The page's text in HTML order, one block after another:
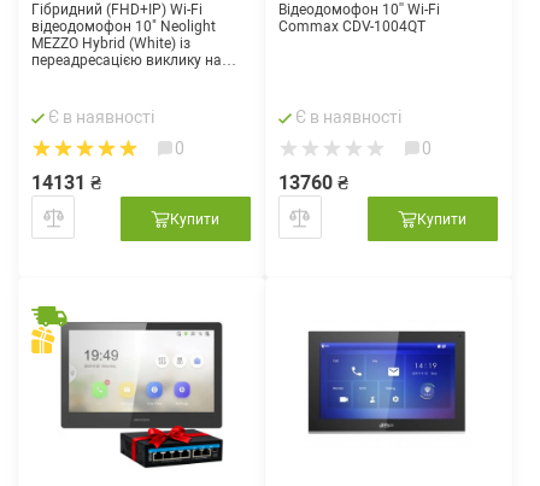
Гібридний (FHD+IP) Wi-Fi
відеодомофон 10" Neolight
MEZZO Hybrid (White) із
переадресацією виклику на
Є в наявності
0
14131 ₴
Купити
Відеодомофон 10'' Wi-Fi
Commax CDV-1004QT
Є в наявності
0
13760 ₴
Купити